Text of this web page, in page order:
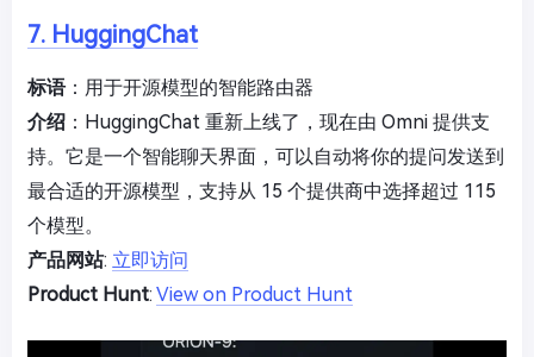
7. HuggingChat
标语：用于开源模型的智能路由器
介绍 ：HuggingChat 重新上线了，现在由 Omni 提供支
持。它是一个智能聊天界面，可以自动将你的提问发送到
最合适的开源模型，支持从 15 个提供商中选择超过 115
个模型。
产品网站: 立即访问
Product Hunt: View on Product Hunt